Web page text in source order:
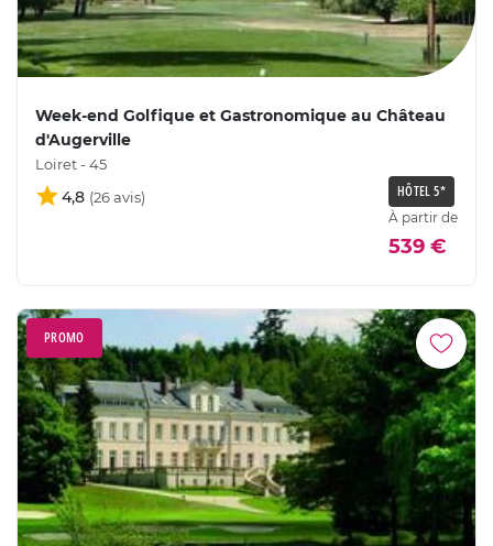
Week-end Golfique et Gastronomique au Château
d'Augerville
Loiret - 45
4,8 HÔTEL 5*
À partir de
539 €
PROMO